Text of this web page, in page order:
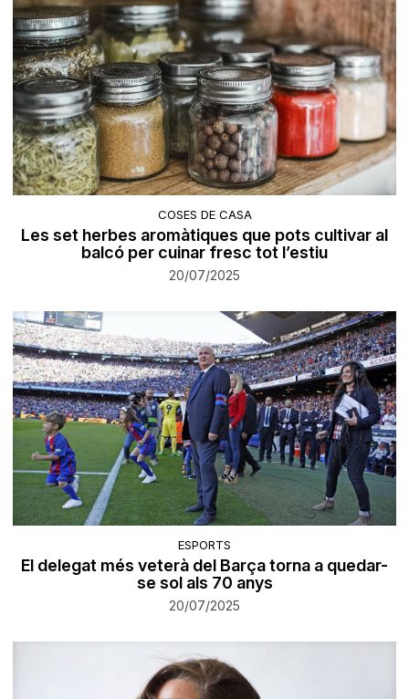
COSES DE CASA
Les set herbes aromàtiques que pots cultivar al
balcó per cuinar fresc tot l’estiu
20/07/2025
ESPORTS
El delegat més veterà del Barça torna a quedar-
se sol als 70 anys
20/07/2025